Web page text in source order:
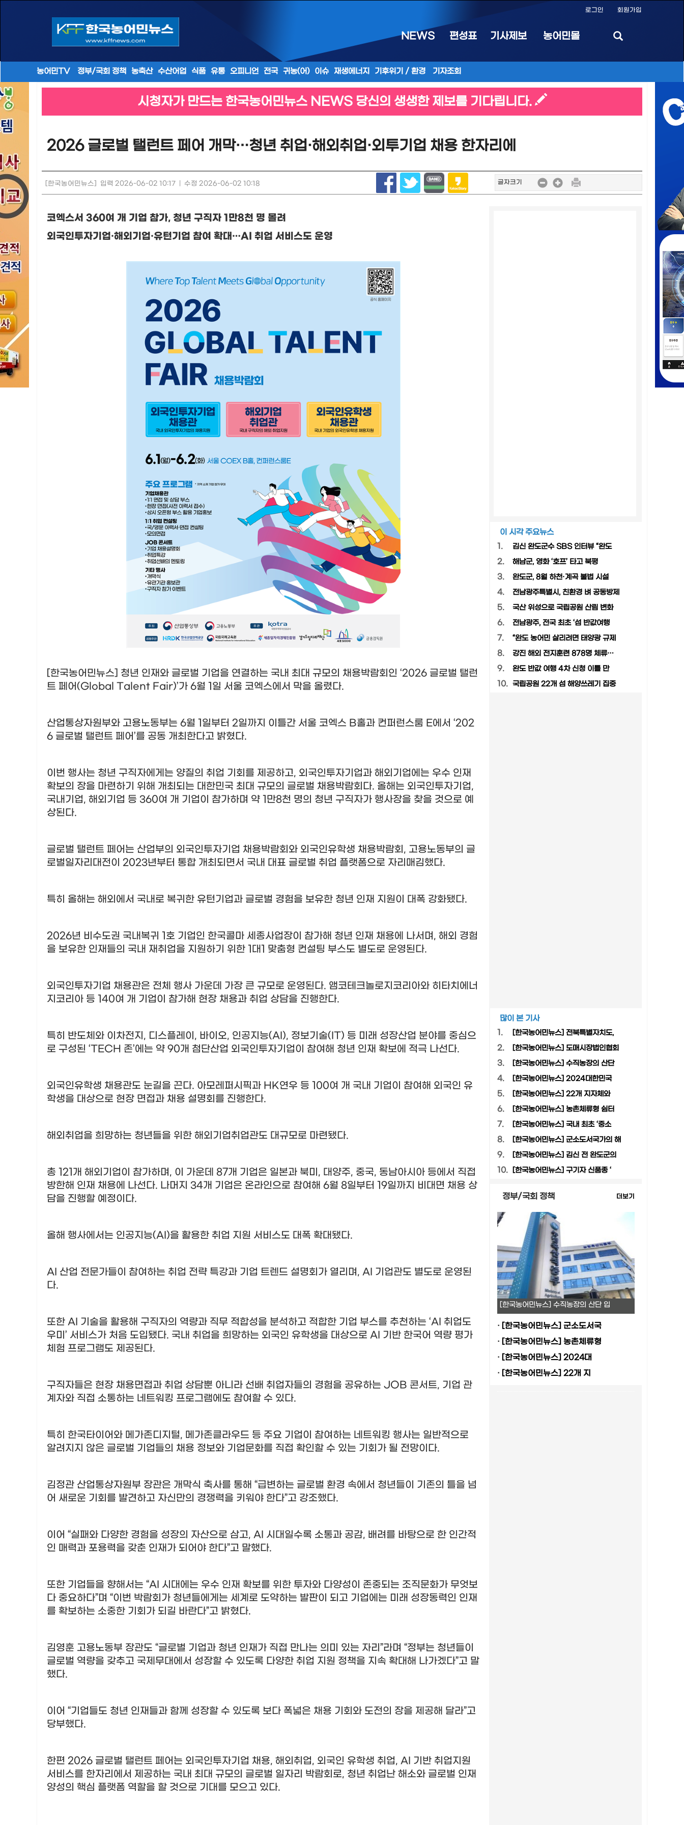
로그인 회원가입
NEWS 편성표 기사제보 농어민몰
농어민TV 정부/국회 정책 농축산 수산어업 식품 유통 오피니언 전국 귀농(어) 이슈 재생에너지 기후위기 / 환경 기자조회
시청자가 만드는 한국농어민뉴스 NEWS 당신의 생생한 제보를 기다립니다.
2026 글로벌 탤런트 페어 개막…청년 취업·해외취업·외투기업 채용 한자리에
[한국농어민뉴스] 입력 2026-06-02 10:17 수정 2026-06-02 10:18 글자크기
코엑스서 360여 개 기업 참가, 청년 구직자 1 만8천 명 몰려
외국인투자기업·해외기업·유턴기업 참여 확대 …AI 취업 서비스도 운영
[한국농어민뉴스] 청년 인재와 글로벌 기업을 연결하는 국내 최대 규모의 채용박람회인 ‘2026 글로벌 탤런
트 페어(Global Talent Fair)’가 6월 1 일 서울 코엑스에서 막을 올렸다.
산업통상자원부와 고용노동부는 6월 1 일부터 2일까지 이틀간 서울 코엑스 B홀과 컨퍼런스룸 E에서 ‘202
6 글로벌 탤런트 페어’를 공동 개최한다고 밝혔다.
이번 행사는 청년 구직자에게는 양질의 취업 기회를 제공하고, 외국인투자기업과 해외기업에는 우수 인재
확보의 장을 마련하기 위해 개최되는 대한민국 최대 규모의 글로벌 채용박람회다. 올해는 외국인투자기업,
국내기업, 해외기업 등 360여 개 기업이 참가하며 약 1 만8천 명의 청년 구직자가 행사장을 찾을 것으로 예
상된다.
글로벌 탤런트 페어는 산업부의 외국인투자기업 채용박람회와 외국인유학생 채용박람회 , 고용노동부의 글
로벌일자리대전이 2023년부터 통합 개최되면서 국내 대표 글로벌 취업 플랫폼으로 자리매김했다.
특히 올해는 해외에서 국내로 복귀한 유턴기업과 글로벌 경험을 보유한 청년 인재 지원이 대폭 강화됐다.
2026년 비수도권 국내복귀 1 호 기업인 한국콜마 세종사업장이 참가해 청년 인재 채용에 나서며, 해외 경험
을 보유한 인재들의 국내 재취업을 지원하기 위한 1 대1 맞춤형 컨설팅 부스도 별도로 운영된다.
외국인투자기업 채용관은 전체 행사 가운데 가장 큰 규모로 운영된다. 앰코테크놀로지코리아와 히타치에너
지코리아 등 140여 개 기업이 참가해 현장 채용과 취업 상담을 진행한다.
특히 반도체와 이차전지 , 디스플레이 , 바이오, 인공지능(AI), 정보기술(IT) 등 미래 성장산업 분야를 중심으
로 구성된 ‘TECH 존’에는 약 90개 첨단산업 외국인투자기업이 참여해 청년 인재 확보에 적극 나선다.
외국인유학생 채용관도 눈길을 끈다. 아모레퍼시픽과 HK연우 등 100여 개 국내 기업이 참여해 외국인 유
학생을 대상으로 현장 면접과 채용 설명회를 진행한다.
해외취업을 희망하는 청년들을 위한 해외기업취업관도 대규모로 마련됐다.
총 121 개 해외기업이 참가하며, 이 가운데 87개 기업은 일본과 북미 , 대양주, 중국, 동남아시아 등에서 직접
방한해 인재 채용에 나선다. 나머지 34개 기업은 온라인으로 참여해 6월 8일부터 19일까지 비대면 채용 상
담을 진행할 예정이다.
올해 행사에서는 인공지능(AI)을 활용한 취업 지원 서비스도 대폭 확대됐다.
AI 산업 전문가들이 참여하는 취업 전략 특강과 기업 트렌드 설명회가 열리며, AI 기업관도 별도로 운영된
다.
또한 AI 기술을 활용해 구직자의 역량과 직무 적합성을 분석하고 적합한 기업 부스를 추천하는 ‘AI 취업도
우미 ’ 서비스가 처음 도입됐다. 국내 취업을 희망하는 외국인 유학생을 대상으로 AI 기반 한국어 역량 평가
체험 프로그램도 제공된다.
구직자들은 현장 채용면접과 취업 상담뿐 아니라 선배 취업자들의 경험을 공유하는 JOB 콘서트, 기업 관
계자와 직접 소통하는 네트워킹 프로그램에도 참여할 수 있다.
특히 한국타이어와 메가존디지털, 메가존클라우드 등 주요 기업이 참여하는 네트워킹 행사는 일반적으로
알려지지 않은 글로벌 기업들의 채용 정보와 기업문화를 직접 확인할 수 있는 기회가 될 전망이다.
김정관 산업통상자원부 장관은 개막식 축사를 통해 “급변하는 글로벌 환경 속에서 청년들이 기존의 틀을 넘
어 새로운 기회를 발견하고 자신만의 경쟁력을 키워야 한다”고 강조했다.
이어 “실패와 다양한 경험을 성장의 자산으로 삼고, AI 시대일수록 소통과 공감, 배려를 바탕으로 한 인간적
인 매력과 포용력을 갖춘 인재가 되어야 한다”고 말했다.
또한 기업들을 향해서는 “AI 시대에는 우수 인재 확보를 위한 투자와 다양성이 존중되는 조직문화가 무엇보
다 중요하다”며 “이번 박람회가 청년들에게는 세계로 도약하는 발판이 되고 기업에는 미래 성장동력인 인재
를 확보하는 소중한 기회가 되길 바란다”고 밝혔다.
김영훈 고용노동부 장관도 “글로벌 기업과 청년 인재가 직접 만나는 의미 있는 자리 ”라며 “정부는 청년들이
글로벌 역량을 갖추고 국제무대에서 성장할 수 있도록 다양한 취업 지원 정책을 지속 확대해 나가겠다”고 말
했다.
이어 “기업들도 청년 인재들과 함께 성장할 수 있도록 보다 폭넓은 채용 기회와 도전의 장을 제공해 달라”고
당부했다.
한편 2026 글로벌 탤런트 페어는 외국인투자기업 채용, 해외취업, 외국인 유학생 취업, AI 기반 취업지원
서비스를 한자리에서 제공하는 국내 최대 규모의 글로벌 일자리 박람회로, 청년 취업난 해소와 글로벌 인재
양성의 핵심 플랫폼 역할을 할 것으로 기대를 모으고 있다.
이 시각 주요뉴스
1.
김신 완도군수 SBS 인터뷰 “완도
2. 해남군, 영화 ‘호프’ 타고 북평
3. 완도군, 8월 하천·계곡 불법 시설
4. 전남광주특별시, 친환경 벼 공동방제
5. 국산 위성으로 국립공원 산림 변화
6. 전남광주, 전국 최초 ‘섬 반값여행
7. “완도 농어민 살리려면 태양광 규제
8. 강진 해외 전지훈련 878명 체류…
9. 완도 반값 여행 4차 신청 이틀 만
10. 국립공원 22개 섬 해양쓰레기 집중
많이 본 기사
1.
[한국농어민뉴스] 전북특별자치도,
2. [한국농어민뉴스] 도매시장법인협회
3. [한국농어민뉴스] 수직농장의 산단
4. [한국농어민뉴스] 2024대한민국
5. [한국농어민뉴스] 22개 지자체와
6. [한국농어민뉴스] 농촌체류형 쉼터
7. [한국농어민뉴스] 국내 최초 ‘중소
8. [한국농어민뉴스] 군소도서국가의 해
9. [한국농어민뉴스] 김신 전 완도군의
10. [한국농어민뉴스] 구기자 신품종 ‘
정부/국회 정책 더보기
[한국농어민뉴스] 수직농장의 산단 입
· [한국농어민뉴스] 군소도서국
· [한국농어민뉴스] 농촌체류형
· [한국농어민뉴스] 2024대
· [한국농어민뉴스] 22개 지